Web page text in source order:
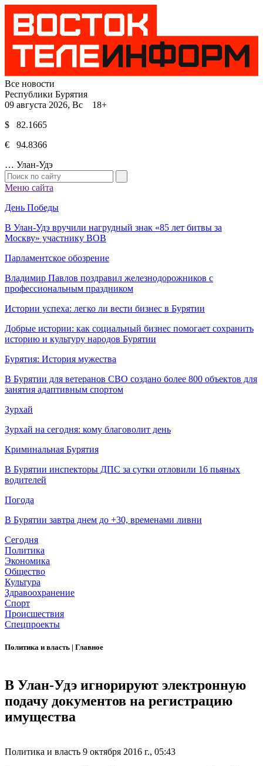
Все новости
Республики Бурятия
09 августа 2026, Вс 18+
$ 82.1665
€ 94.8366
… Улан-Удэ
Меню сайта
День Победы
В Улан-Удэ вручили нагрудный знак «85 лет битвы за
Москву» участнику ВОВ
Парламентское обозрение
Владимир Павлов поздравил железнодорожников с
профессиональным праздником
Истории успеха: легко ли вести бизнес в Бурятии
Добрые истории: как социальный бизнес помогает сохранить
историю и культуру народов Бурятии
Бурятия: История мужества
В Бурятии для ветеранов СВО создано более 800 объектов для
занятия адаптивным спортом
Зурхай
Зурхай на сегодня: кому благоволит день
Криминальная Бурятия
В Бурятии инспекторы ДПС за сутки отловили 16 пьяных
водителей
Погода
В Бурятии завтра днем до +30, временами ливни
Сегодня
Политика
Экономика
Общество
Культура
Здравоохранение
Спорт
Происшествия
Спецпроекты
Политика и власть | Главное
В Улан-Удэ игнорируют электронную
подачу документов на регистрацию
имущества
Политика и власть 9 октября 2016 г., 05:43